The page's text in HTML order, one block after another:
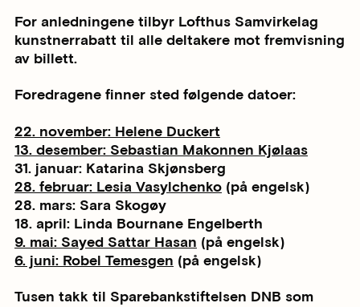
For anledningene tilbyr Lofthus Samvirkelag
kunstnerrabatt til alle deltakere mot fremvisning
av billett.
Foredragene finner sted følgende datoer:
22. november: Helene Duckert
13. desember: Sebastian Makonnen Kjølaas
31. januar: Katarina Skjønsberg
28. februar: Lesia Vasylchenko (på engelsk)
28. mars: Sara Skogøy
18. april: Linda Bournane Engelberth
9. mai: Sayed Sattar Hasan (på engelsk)
6. juni: Robel Temesgen (på engelsk)
Tusen takk til Sparebankstiftelsen DNB som